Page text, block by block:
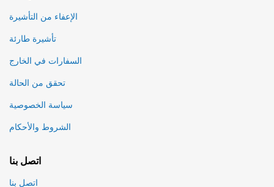
الإعفاء من التأشيرة
تأشيرة طارئة
السفارات في الخارج
تحقق من الحالة
سياسة الخصوصية
الشروط والأحكام
اتصل بنا
اتصل بنا